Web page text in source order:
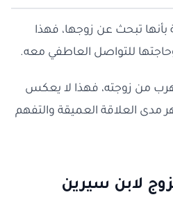
بأنها تبحث عن زوجها، فهذا
للتواصل العاطفي معه.
من زوجته، فهذا لا يعكس
مدى العلاقة العميقة والتفهم
لابن سيرين